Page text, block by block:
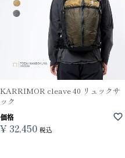
KARRIMOR cleave 40 リュックサ
ック
価格
¥ 32,450 税込